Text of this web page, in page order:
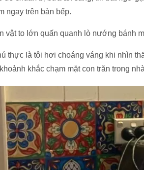
ngay trên bàn bếp.
vật to lớn quấn quanh lò nướng bánh
thực là tôi hơi choáng váng khi nhìn
khắc chạm mặt con trăn trong